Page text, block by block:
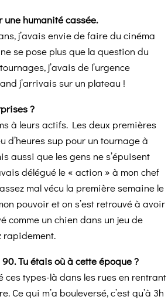
une humanité cassée.
j’avais envie de faire du cinéma
se pose plus que la question du
j’avais de l’urgence
j’arrivais sur un plateau !
?
à leurs actifs. Les deux premières
d’heures sup pour un tournage à
aussi que les gens ne s’épuisent
délégué le « action » à mon chef
mal vécu la première semaine le
pouvoir et on s’est retrouvé à avoir
comme un chien dans un jeu de
rapidement.
Tu étais où à cette époque ?
ces types-là dans les rues en rentrant
qui m’a bouleversé, c’est qu’à 3h